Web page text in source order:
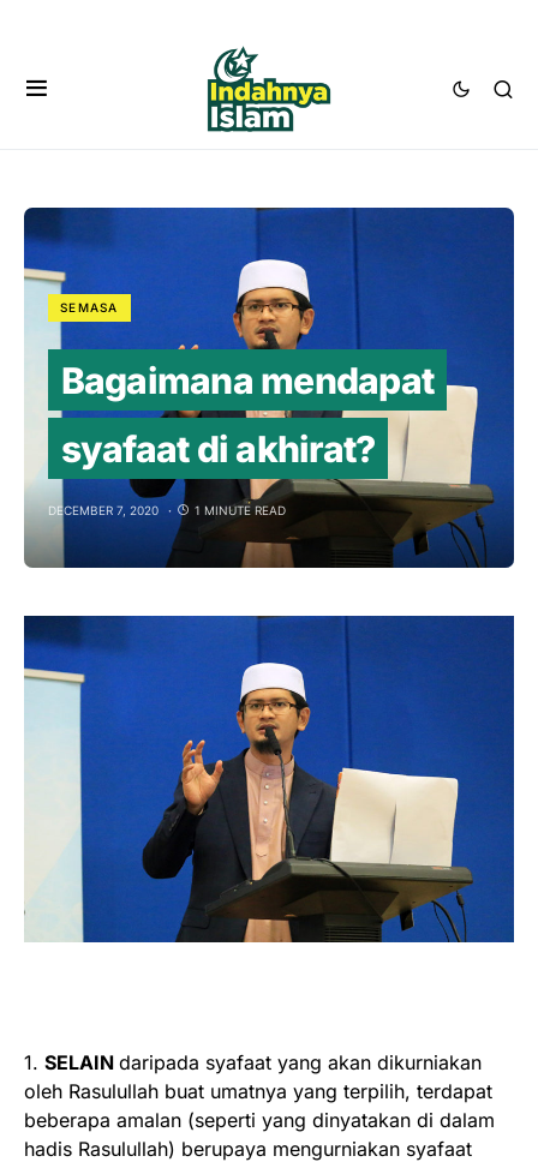
SEMASA
Bagaimana mendapat
syafaat di akhirat?
DECEMBER 7, 2020 1 MINUTE READ
1. SELAIN daripada syafaat yang akan dikurniakan
oleh Rasulullah buat umatnya yang terpilih, terdapat
beberapa amalan (seperti yang dinyatakan di dalam
hadis Rasulullah) berupaya mengurniakan syafaat